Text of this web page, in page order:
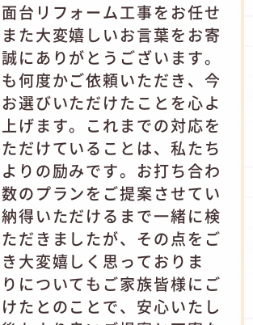
台リフォーム工事をお任せ
た大変嬉しいお言葉をお寄
にありがとうございます。
何度かご依頼いただき、今
選びいただけたことを心よ
げます。これまでの対応を
だけていることは、私たち
りの励みです。お打ち合わ
のプランをご提案させてい
得いただけるまで一緒に検
だきましたが、その点をご
大変嬉しく思っておりま
についてもご家族皆様にご
たとのことで、安心いたし